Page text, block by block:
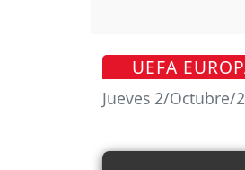
UEFA
Jueves 2/Octubre/